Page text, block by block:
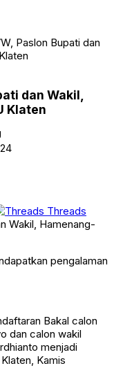
Paslon Bupati dan
dan Wakil,
Klaten
Threads
pengalaman
Bakal calon
dan calon wakil
menjadi
Kamis